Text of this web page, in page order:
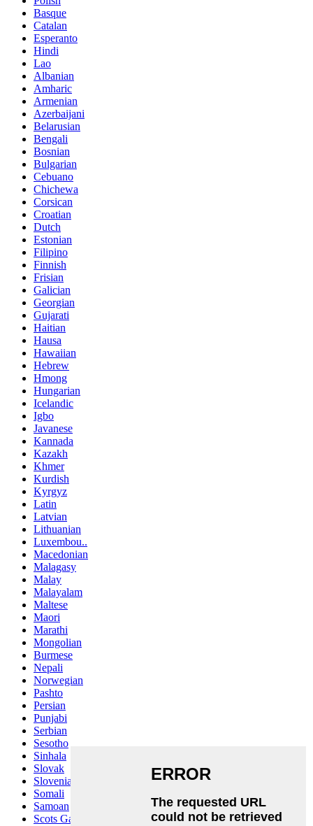
Basque
Catalan
Esperanto
Hindi
Lao
Albanian
Amharic
Armenian
Azerbaijani
Belarusian
Bengali
Bosnian
Bulgarian
Cebuano
Chichewa
Corsican
Croatian
Dutch
Estonian
Filipino
Finnish
Frisian
Galician
Georgian
Gujarati
Haitian
Hausa
Hawaiian
Hebrew
Hmong
Hungarian
Icelandic
Igbo
Javanese
Kannada
Kazakh
Khmer
Kurdish
Kyrgyz
Latin
Latvian
Lithuanian
Luxembou..
Macedonian
Malagasy
Malay
Malayalam
Maltese
Maori
Marathi
Mongolian
Burmese
Nepali
Norwegian
Pashto
Persian
Punjabi
Serbian
Sesotho
Sinhala
Slovak
Slovenian
Somali
Samoan
Scots Gaelic